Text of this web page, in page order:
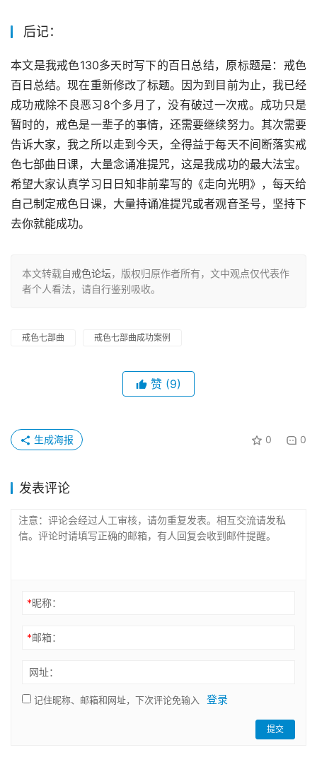
后记：
本文是我戒色130多天时写下的百日总结，原标题是：戒色
百日总结。现在重新修改了标题。因为到目前为止，我已经
成功戒除不良恶习8个多月了，没有破过一次戒。成功只是
暂时的，戒色是一辈子的事情，还需要继续努力。其次需要
告诉大家，我之所以走到今天，全得益于每天不间断落实戒
色七部曲日课，大量念诵准提咒，这是我成功的最大法宝。
希望大家认真学习日日知非前辈写的《走向光明》，每天给
自己制定戒色日课，大量持诵准提咒或者观音圣号，坚持下
去你就能成功。
本文转载自戒色论坛，版权归原作者所有，文中观点仅代表作
者个人看法，请自行鉴别吸收。
戒色七部曲 戒色七部曲成功案例
赞 (9)
0 0
生成海报
发表评论
*昵称：
*邮箱：
网址：
记住昵称、邮箱和网址，下次评论免输入 登录
提交